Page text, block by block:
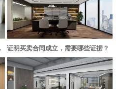
立？ 证明买卖合同成立，需要哪些证据？